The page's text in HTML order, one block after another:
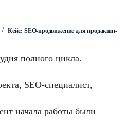
/ Кейс: SEO-продвижение для продакшн-
полного цикла.
SEO-специалист,
начала работы были